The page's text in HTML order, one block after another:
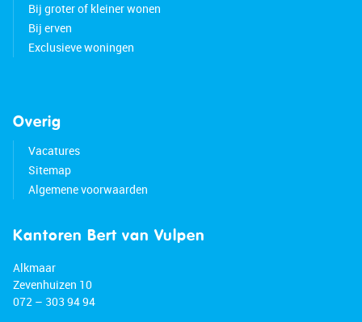
Bij groter of kleiner wonen
Bij erven
Exclusieve woningen
Overig
Vacatures
Sitemap
Algemene voorwaarden
Kantoren Bert van Vulpen
Alkmaar
Zevenhuizen 10
072 – 303 94 94